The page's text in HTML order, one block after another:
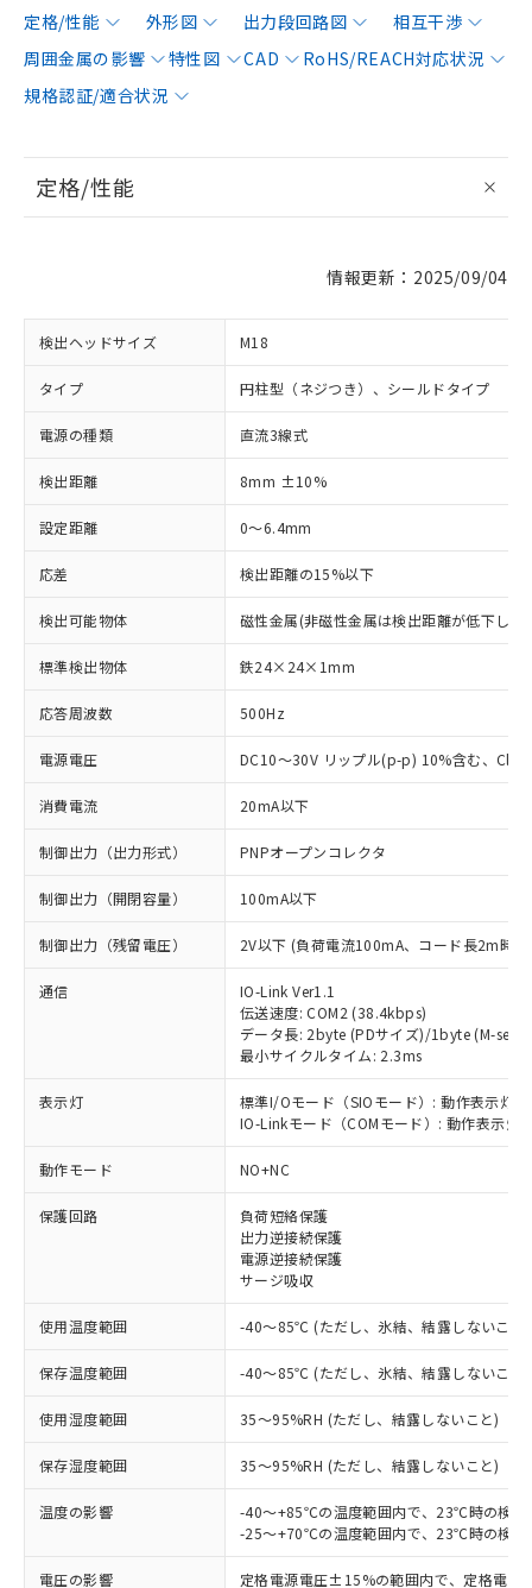
定格/性能 外形図 出力段回路図
相互干渉
周囲金属の影響
特性図 CAD
RoHS/REACH対応状況
規格認証/適合状況
定格/性能
情報更新：2025/09/04
検出ヘッドサイズ M18
タイプ 円柱型（ネジつき）、シールドタイプ
電源の種類 直流3線式
検出距離 8mm ±10%
設定距離 0～6.4mm
応差 検出距離の15%以下
検出可能物体 磁性金属(非磁性金属は検出距離が低下しま
標準検出物体 鉄24×24×1mm
応答周波数 500Hz
電源電圧 DC10～30V リップル(p-p) 10%含む、
消費電流 20mA以下
制御出力（出力形式） PNPオープンコレクタ
制御出力（開閉容量） 100mA以下
制御出力（残留電圧） 2V以下 (負荷電流100mA、コード長2m時)
通信
IO-Link Ver1.1
伝送速度: COM2 (38.4kbps)
データ長: 2byte (PDサイズ)/1byte (M-
最小サイクルタイム: 2.3ms
表示灯
標準I/Oモード（SIOモード）: 動作表示灯(
IO-Linkモード（COMモード）: 動作表示
動作モード NO+NC
保護回路
負荷短絡保護
出力逆接続保護
電源逆接続保護
サージ吸収
使用温度範囲 -40～85℃ (ただし、氷結、結露しないこと)
保存温度範囲 -40～85℃ (ただし、氷結、結露しないこと)
使用湿度範囲 35～95%RH (ただし、結露しないこと)
保存湿度範囲 35～95%RH (ただし、結露しないこと)
温度の影響
-40～+85℃の温度範囲内で、23℃時の検
-25～+70℃の温度範囲内で、23℃時の検
電圧の影響 定格電源電圧±15%の範囲内で、定格電
ご利用条件
以下の条件をお読みいただき、同意のうえ
ご利用ください。
本サービスは、当社制御機器事業取扱
商品の当社在庫状況および標準価格
(税抜)を提供させていただくもので
当社制御機器事業取扱商品の中には、
本サービスの対象外となる商品もある
対応済み：EU RoHS指令（10物質）の
非含有に対応した製品が提供可能な商品で
対応予定：EU RoHS指令（10物質）の非含
有に対応した製品に切り替える予定のある
商品です。
対応予定なし：EU RoHS指令（10物質）の
非含有に非対応の商品で、対応品を出す予
調査・確認中：EU RoHS指令（10物質）の
非含有の対応状況を調査中または確認中の
商品です。
非該当品：ライセンス料など無形物で、有
害物質有無と関係のない商品です。
仕入先様の事情により、非含有部品として
いたものが、含有品と判明した場合などや
※1 中国RoHS○×表
「○」：最大均質材料含有率が中国RoHSの
基準値以下であることを示します。
「×」：最大均質材料含有率が中国RoHSの
基準値を超えていることを示します。